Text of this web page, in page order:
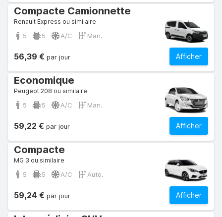
Compacte Camionnette
Renault Express ou similaire
5 5 A/C Man.
Afficher
56,39 € par jour
Economique
Peugeot 208 ou similaire
5 5 A/C Man.
Afficher
59,22 € par jour
Compacte
MG 3 ou similaire
5 5 A/C Auto.
Afficher
59,24 € par jour